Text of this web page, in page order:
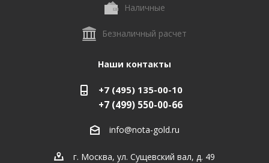
Наличные
Безналичный расчет
Наши контакты
+7 (495) 135-00-10
+7 (499) 550-00-66
info@nota-gold.ru
г. Москва, ул. Сущевский вал, д. 49